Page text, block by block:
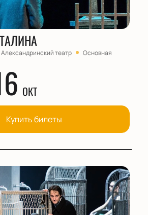
Александринский театр
Основная
ОКТ
Купить билеты